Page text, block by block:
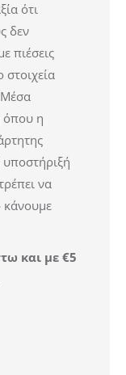
ότι
δεν
πιέσεις
στοιχεία
όπου η
υποστήριξή
να
κάνουμε
και με €5